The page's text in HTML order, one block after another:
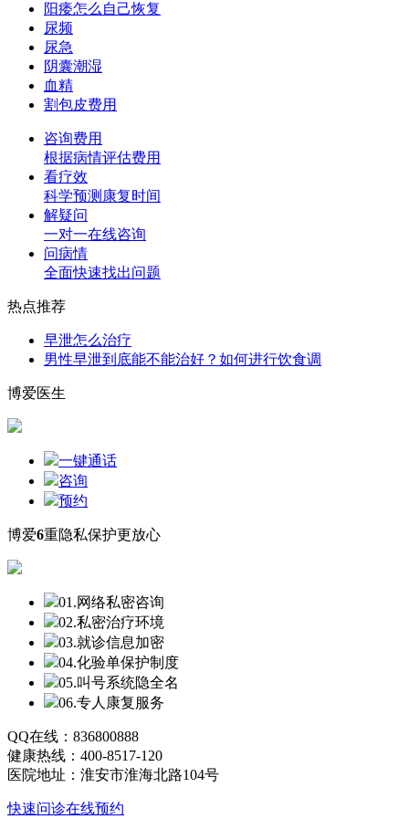
阳痿怎么自己恢复
尿频
尿急
阴囊潮湿
血精
割包皮费用
咨询费用
根据病情评估费用
看疗效
科学预测康复时间
解疑问
一对一在线咨询
问病情
全面快速找出问题
热点推荐
早泄怎么治疗
男性早泄到底能不能治好？如何进行饮食调
博爱医生
一键通话
咨询
预约
博爱6重隐私保护更放心
01.网络私密咨询
02.私密治疗环境
03.就诊信息加密
04.化验单保护制度
05.叫号系统隐全名
06.专人康复服务
QQ在线：836800888
健康热线：400-8517-120
医院地址：淮安市淮海北路104号
快速问诊在线预约